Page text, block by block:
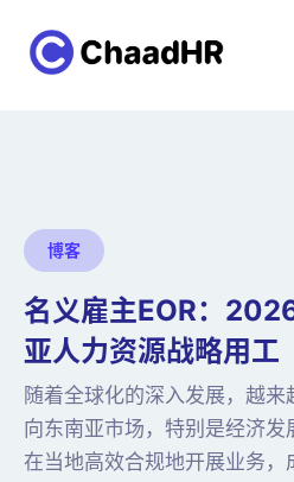
博客
名义雇主EOR：
亚人力资源战略用工
随着全球化的深入发展，越
向东南亚市场，特别是经济
在当地高效合规地开展业务